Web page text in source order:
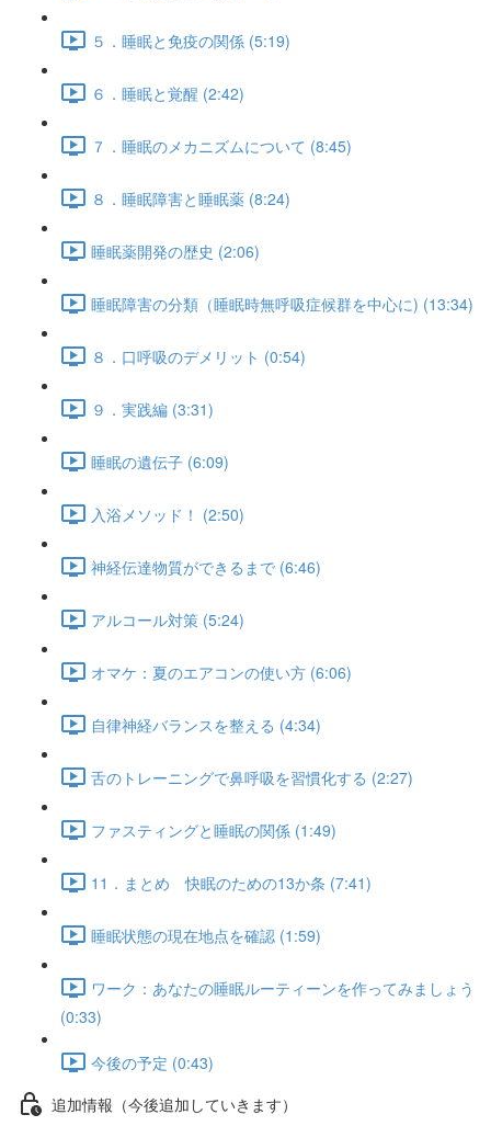
５．睡眠と免疫の関係 (5:19)
６．睡眠と覚醒 (2:42)
７．睡眠のメカニズムについて (8:45)
８．睡眠障害と睡眠薬 (8:24)
睡眠薬開発の歴史 (2:06)
睡眠障害の分類（睡眠時無呼吸症候群を中心に) (13:34)
８．口呼吸のデメリット (0:54)
９．実践編 (3:31)
睡眠の遺伝子 (6:09)
入浴メソッド！ (2:50)
神経伝達物質ができるまで (6:46)
アルコール対策 (5:24)
オマケ：夏のエアコンの使い方 (6:06)
自律神経バランスを整える (4:34)
舌のトレーニングで鼻呼吸を習慣化する (2:27)
ファスティングと睡眠の関係 (1:49)
11．まとめ 快眠のための13か条 (7:41)
睡眠状態の現在地点を確認 (1:59)
ワーク：あなたの睡眠ルーティーンを作ってみましょう
(0:33)
今後の予定 (0:43)
追加情報（今後追加していきます）